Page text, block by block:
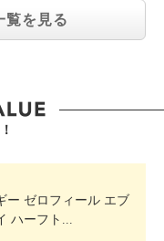
覧を見る
ー ゼロフィール エブ
ハーフト...